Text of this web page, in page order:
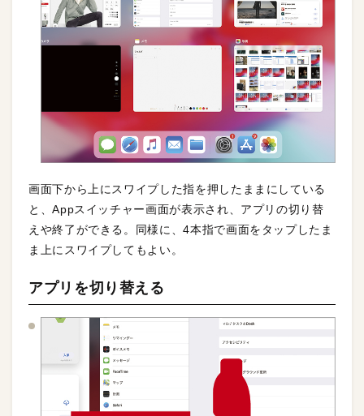
画面下から上にスワイプした指を押したままにしている
と、Appスイッチャー画面が表示され、アプリの切り替
えや終了ができる。同様に、4本指で画面をタップしたま
ま上にスワイプしてもよい。
アプリを切り替える